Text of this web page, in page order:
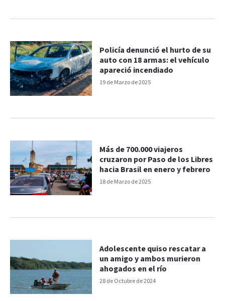
19 de Marzo de 2025
Policía denunció el hurto de su
auto con 18 armas: el vehículo
apareció incendiado
18 de Marzo de 2025
Más de 700.000 viajeros
cruzaron por Paso de los Libres
hacia Brasil en enero y febrero
28 de Octubre de 2024
Adolescente quiso rescatar a
un amigo y ambos murieron
ahogados en el río